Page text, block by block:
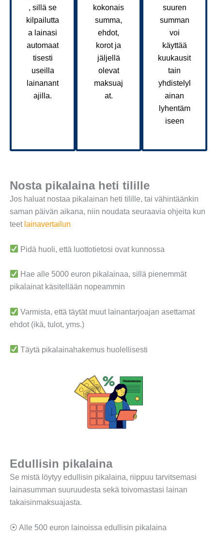
suuren
summan
voi
käyttää
kuukausit
tain
yhdistelyl
ainan
lyhentäm
iseen
kokonais
summa,
ehdot,
korot ja
jäljellä
olevat
maksuaj
at.
, sillä se
kilpailutta
a lainasi
automaat
tisesti
useilla
lainanant
ajilla.
Nosta pikalaina heti tilille
Jos haluat nostaa pikalainan heti tilille, tai vähintäänkin
saman päivän aikana, niin noudata seuraavia ohjeita kun
teet lainavertailun
Pidä huoli, että luottotietosi ovat kunnossa
Hae alle 5000 euron pikalainaa, sillä pienemmät
pikalainat käsitellään nopeammin
Varmista, että täytät muut lainantarjoajan asettamat
ehdot (ikä, tulot, yms.)
Täytä pikalainahakemus huolellisesti
Edullisin pikalaina
Se mistä löytyy edullisin pikalaina, riippuu tarvitsemasi
lainasumman suuruudesta sekä toivomastasi lainan
takaisinmaksuajasta.
⦿ Alle 500 euron lainoissa edullisin pikalaina